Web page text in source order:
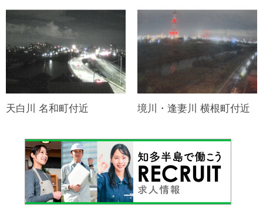
天白川 名和町付近 境川・逢妻川 横根町付近